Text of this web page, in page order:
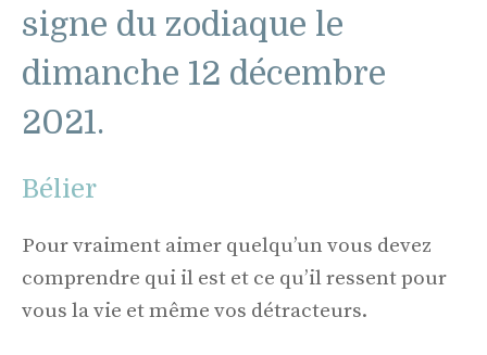
signe du zodiaque le
dimanche 12 décembre
2021.
Bélier
Pour vraiment aimer quelqu’un vous devez
comprendre qui il est et ce qu’il ressent pour
vous la vie et même vos détracteurs.